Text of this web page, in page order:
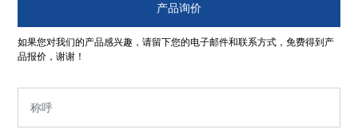
产品询价
如果您对我们的产品感兴趣，请留下您的电子邮件和联系方式，免费得到产
品报价，谢谢！